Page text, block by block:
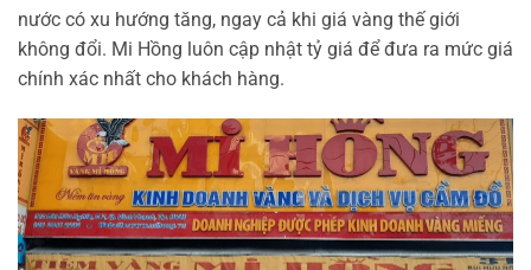
nước có xu hướng tăng, ngay cả khi giá vàng thế giới
không đổi. Mi Hồng luôn cập nhật tỷ giá để đưa ra mức giá
chính xác nhất cho khách hàng.